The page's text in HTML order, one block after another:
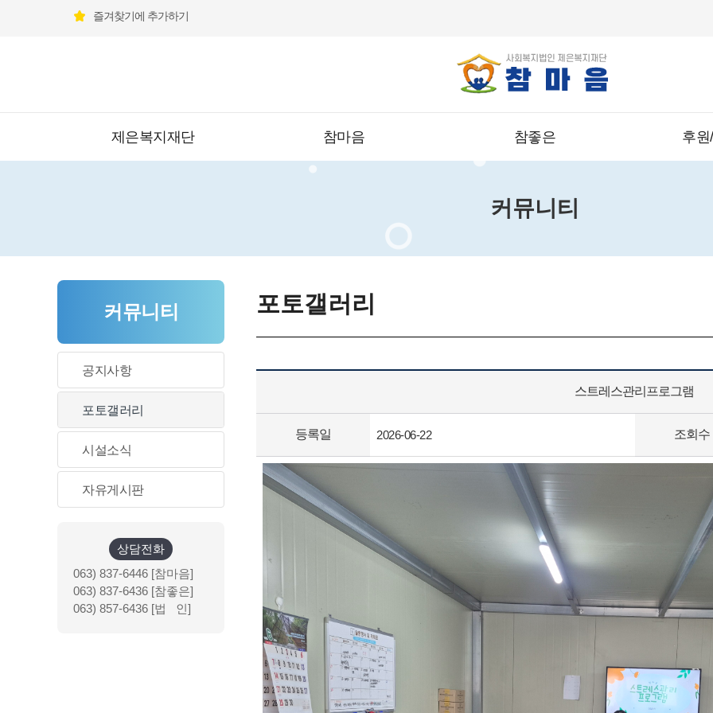
즐겨찾기에 추가하기
제은복지재단 참마음 참좋은 후
커뮤니티
커뮤니티
공지사항
포토갤러리
시설소식
자유게시판
상담전화
063) 837-6446 [참마음]
063) 837-6436 [참좋은]
063) 857-6436 [법 인]
포토갤러리
스트레스관리프로그램
등록일 2026-06-22 조회수